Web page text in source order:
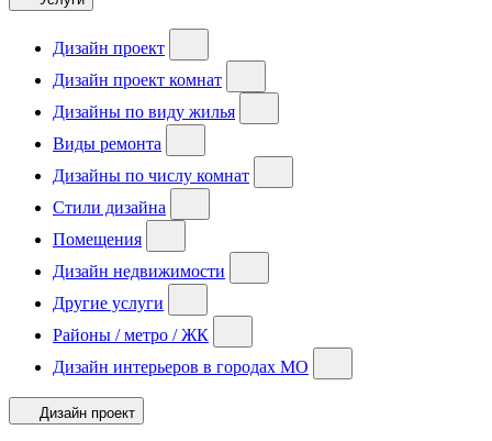
Дизайн проект
Дизайн проект комнат
Дизайны по виду жилья
Виды ремонта
Дизайны по числу комнат
Стили дизайна
Помещения
Дизайн недвижимости
Другие услуги
Районы / метро / ЖК
Дизайн интерьеров в городах МО
Дизайн проект